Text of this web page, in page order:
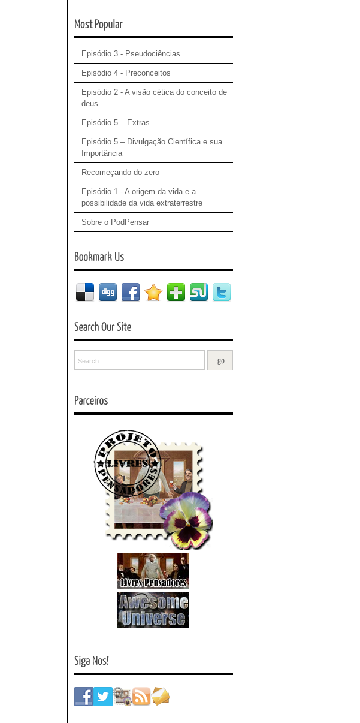
Episódio 3 - Pseudociências
Episódio 4 - Preconceitos
Episódio 2 - A visão cética do conceito de
deus
Episódio 5 – Extras
Episódio 5 – Divulgação Científica e sua
Importância
Recomeçando do zero
Episódio 1 - A origem da vida e a
possibilidade da vida extraterrestre
Sobre o PodPensar